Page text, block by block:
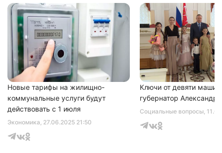
Экономика, 27.06.2025 21:50
Новые тарифы на жилищно-
коммунальные услуги будут
действовать с 1 июля
Социальные вопросы,
Ключи от девяти машин
губернатор Александр
Нажимая на кнопку "Отправить" вы
соглашаетесь с политикой конфиденциальности